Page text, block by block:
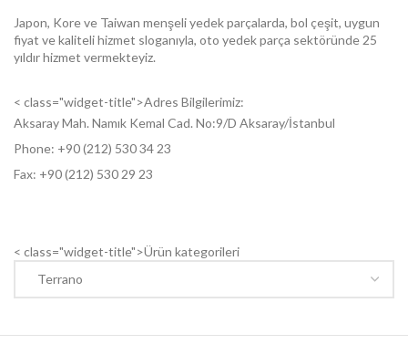
Japon, Kore ve Taiwan menşeli yedek parçalarda, bol çeşit, uygun
fiyat ve kaliteli hizmet sloganıyla, oto yedek parça sektöründe 25
yıldır hizmet vermekteyiz.
< class="widget-title">Adres Bilgilerimiz:
Aksaray Mah. Namık Kemal Cad. No:9/D Aksaray/İstanbul
Phone: +90 (212) 530 34 23
Fax: +90 (212) 530 29 23
< class="widget-title">Ürün kategorileri